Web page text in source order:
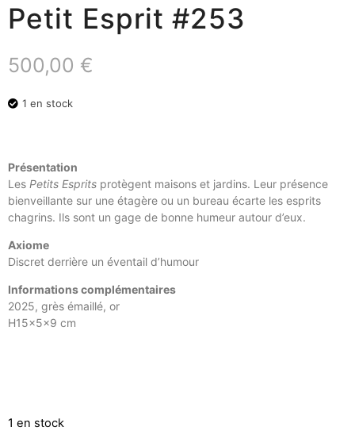
Petit Esprit #253
500,00 €
1 en stock
Présentation
Les Petits Esprits protègent maisons et jardins. Leur présence
bienveillante sur une étagère ou un bureau écarte les esprits
chagrins. Ils sont un gage de bonne humeur autour d’eux.
Axiome
Discret derrière un éventail d’humour
Informations complémentaires
2025, grès émaillé, or
H15x5x9 cm
1 en stock